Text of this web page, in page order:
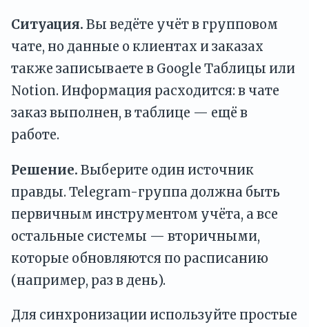
Ситуация. Вы ведёте учёт в групповом
чате, но данные о клиентах и заказах
также записываете в Google Таблицы или
Notion. Информация расходится: в чате
заказ выполнен, в таблице — ещё в
работе.
Решение. Выберите один источник
правды. Telegram-группа должна быть
первичным инструментом учёта, а все
остальные системы — вторичными,
которые обновляются по расписанию
(например, раз в день).
Для синхронизации используйте простые